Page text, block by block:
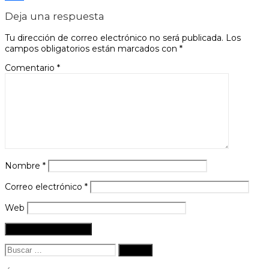
Compartir
Deja una respuesta
Tu dirección de correo electrónico no será publicada. Los
campos obligatorios están marcados con *
Comentario *
Nombre *
Correo electrónico *
Web
Buscar: